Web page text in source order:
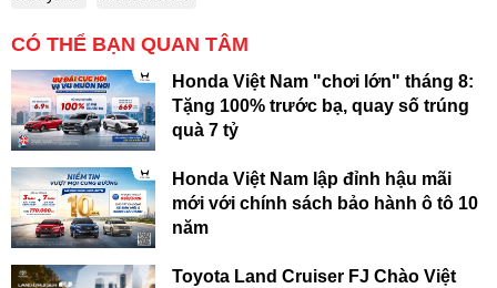
CÓ THỂ BẠN QUAN TÂM
Honda Việt Nam "chơi lớn" tháng 8:
Tặng 100% trước bạ, quay số trúng
quà 7 tỷ
Honda Việt Nam lập đỉnh hậu mãi
mới với chính sách bảo hành ô tô 10
năm
Toyota Land Cruiser FJ Chào Việt